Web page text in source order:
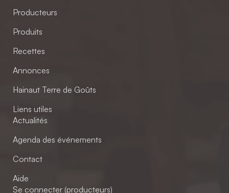
Producteurs
Produits
Recettes
Annonces
Hainaut Terre de Goûts
Liens utiles
Actualités
Agenda des événements
Contact
Aide
Se connecter (producteurs)